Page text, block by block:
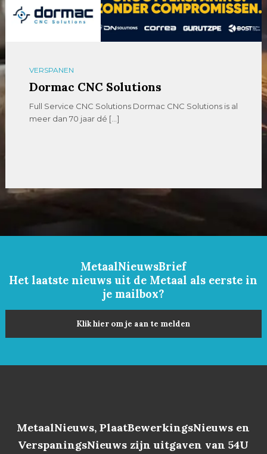
VERSPANEN
Dormac CNC Solutions
Full Service CNC Solutions Dormac CNC Solutions is al
meer dan 70 jaar dé […]
MetaalNieuwsBrief
Het laatste nieuws uit de Metaal als eerste in
je mailbox?
Klik hier om je aan te melden
MetaalNieuws, PlaatBewerkingsNieuws en
VerspaningsNieuws zijn uitgaven van 54U